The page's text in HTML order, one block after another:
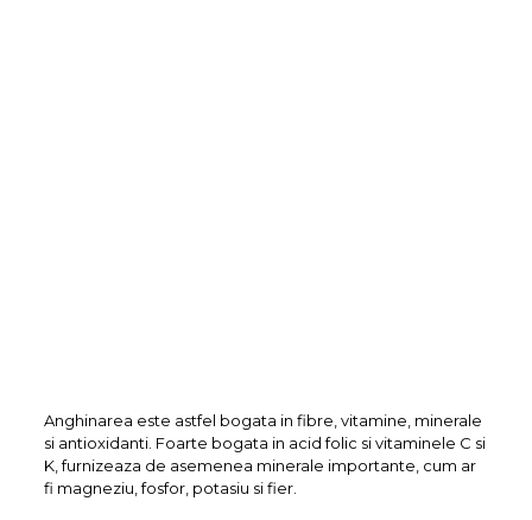
Anghinarea este astfel bogata in fibre, vitamine, minerale
si antioxidanti. Foarte bogata in acid folic si vitaminele C si
K, furnizeaza de asemenea minerale importante, cum ar
fi magneziu, fosfor, potasiu si fier.